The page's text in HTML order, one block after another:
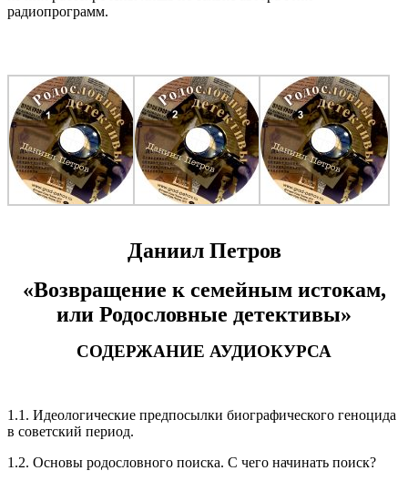
радиопрограмм.
Даниил Петров
«Возвращение к семейным истокам,
или Родословные детективы»
СОДЕРЖАНИЕ АУДИОКУРСА
1.1. Идеологические предпосылки биографического геноцида
в советский период.
1.2. Основы родословного поиска. С чего начинать поиск?